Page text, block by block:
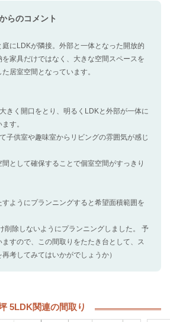
らのコメント
にLDKが隣接。外部と一体となった開放的
家具だけではなく、大きな空間スペースを
居室空間となっています。
きく開口をとり、明るくLDKと外部が一体に
す。
子供室や趣味室からリビングの雰囲気が感じ
として確保することで個室空間がすっきり
ようにプランニングすると希望面積範囲を
削除しないようにプランニングしました。 予
すので、この間取りをたたき台として、ス
考してみてはいかがでしょうか）
5LDK関連の間取り